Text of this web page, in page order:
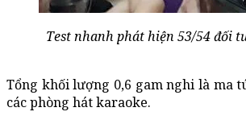
Test nhanh phát hiện 53/54 đối
Tổng khối lượng 0,6 gam nghi là ma
các phòng hát karaoke.